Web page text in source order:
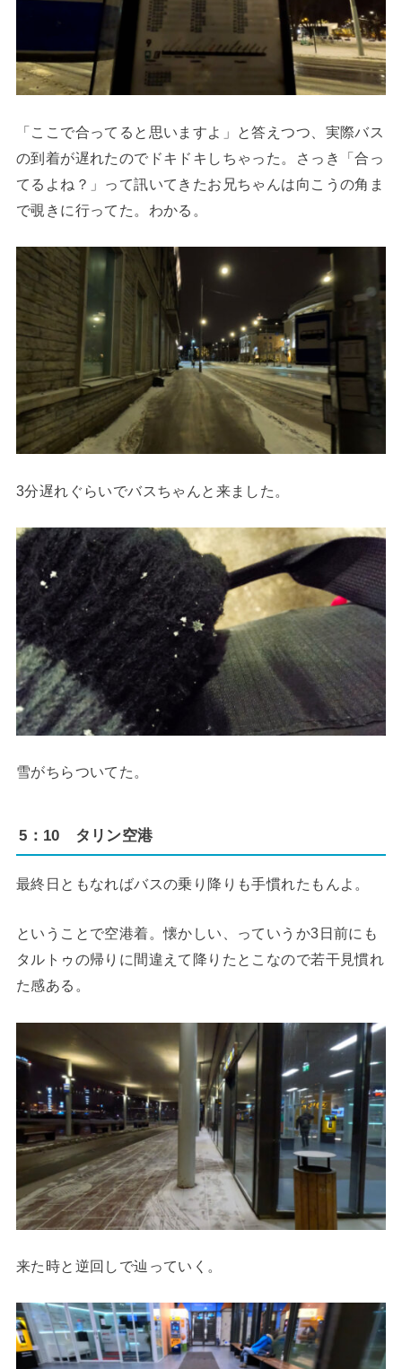
「ここで合ってると思いますよ」と答えつつ、実際バス
の到着が遅れたのでドキドキしちゃった。さっき「合っ
てるよね？」って訊いてきたお兄ちゃんは向こうの角ま
で覗きに行ってた。わかる。
3分遅れぐらいでバスちゃんと来ました。
雪がちらついてた。
5：10 タリン空港
最終日ともなればバスの乗り降りも手慣れたもんよ。
ということで空港着。懐かしい、っていうか3日前にも
タルトゥの帰りに間違えて降りたとこなので若干見慣れ
た感ある。
来た時と逆回しで辿っていく。